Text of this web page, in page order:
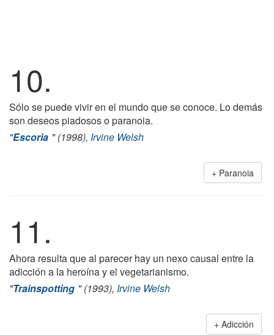
10.
Sólo se puede vivir en el mundo que se conoce. Lo demás
son deseos piadosos o paranoia.
"Escoria " (1998), Irvine Welsh
Paranoia
11.
Ahora resulta que al parecer hay un nexo causal entre la
adicción a la heroína y el vegetarianismo.
"Trainspotting " (1993), Irvine Welsh
Adicción